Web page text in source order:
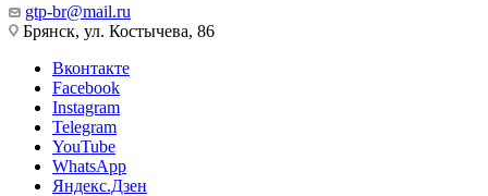
gtp-br@mail.ru
Брянск, ул. Костычева, 86
Вконтакте
Facebook
Instagram
Telegram
YouTube
WhatsApp
Яндекс.Дзен